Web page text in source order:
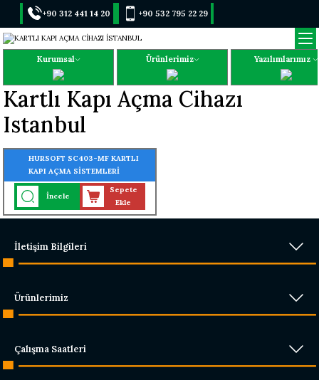
+90 312 441 14 20 +90 532 795 22 29
Kurumsal Ürünlerimiz Yazılımlarımız
Kartlı Kapı Açma Cihazı
Istanbul
HURSOFT SC403-MF KARTLI
KAPI AÇMA SİSTEMLERİ
(30.000 KART - 30.000 ŞİFRE
OKUMA ÖZELLİĞİ)
İncele
Sepete
Ekle
İletişim Bilgileri
Ürünlerimiz
Çalışma Saatleri